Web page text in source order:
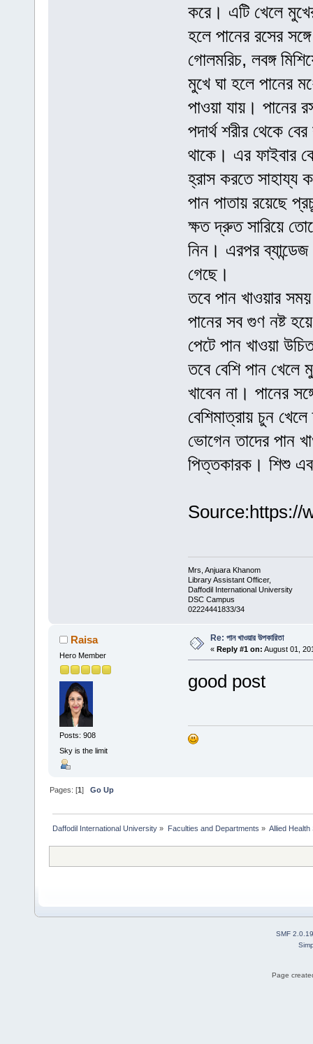
করে। এটি খেলে
হলে পানের রসের
গোলমরিচ, লবঙ্গ
মুখে ঘা হলে পানের
পাওয়া যায়। পানের
পদার্থ শরীর থেকে
থাকে। এর ফাইবার
হ্রাস করতে সাহায্য
পান পাতায় রয়েছে
ক্ষত দ্রুত সারিয়ে
নিন। এরপর
গেছে।
তবে পান খাওয়ার
পানের সব গুণ নষ্ট
পেটে পান খাওয়া
তবে বেশি পান খেলে
খাবেন না। পানের
বেশিমাত্রায় চুন
ভোগেন তাদের পান
পিত্তকারক। শিশু
Source:https://
Mrs, Anjuara Khanom
Library Assistant Officer,
Daffodil International University
DSC Campus
02224441833/34
Raisa
Hero Member
Posts: 908
Sky is the limit
Re: পান খাওয়ার উপকারিতা
« Reply #1 on: August 01,
good post
Pages: [1]Go Up
Daffodil International University » Faculties and Departments » Allied Health
SMF 2.0.19
Page